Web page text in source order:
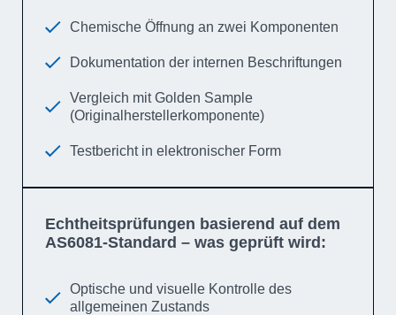
Chemische Öffnung an zwei Komponenten
Dokumentation der internen Beschriftungen
Vergleich mit Golden Sample
(Originalhersteller­komponente)
Testbericht in elektronischer Form
Echtheitsprüfungen basierend auf dem
AS6081-Standard – was geprüft wird:
Optische und visuelle Kontrolle des
allgemeinen Zustands